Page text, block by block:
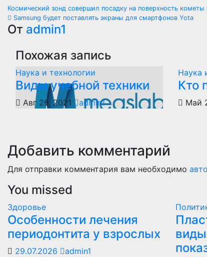
Навигация
по
записям
Космический зонд совершил посадку на поверхность кометы
Samsung будет поставлять экраны для смартфонов Yota
От admin1
Похожая запись
Наука и технологии
Виды учебной техники
Авг 26, 2021 admin1
Наука
Кто
Май
Добавить комментарий
Для отправки комментария вам необходимо
You missed
Здоровье
Особенности лечения
периодонтита у взрослых
29.07.2026 admin1